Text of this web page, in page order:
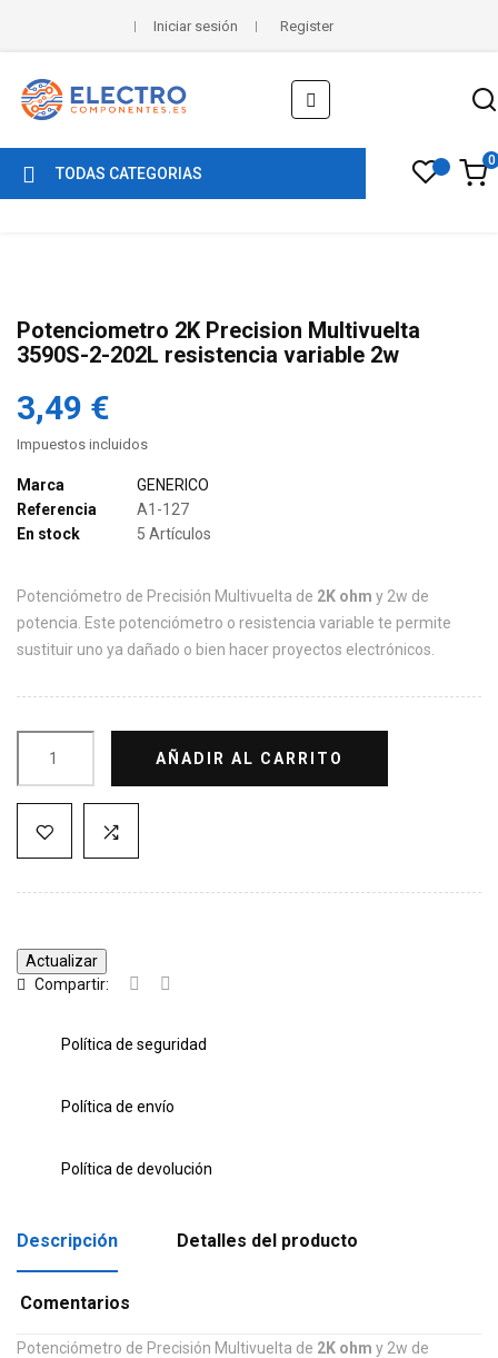
Iniciar sesión Register
Navegación
de
palanca
☰
TODAS CATEGORIAS
0
Potenciometro 2K Precision Multivuelta
3590S-2-202L resistencia variable 2w
3,49 €
Impuestos incluidos
Marca
GENERICO
Referencia
A1-127
En stock
5 Artículos
Potenciómetro de Precisión Multivuelta de 2K ohm y 2w de
potencia. Este potenciómetro o resistencia variable te permite
sustituir uno ya dañado o bien hacer proyectos electrónicos.
AÑADIR AL CARRITO
Compartir:
Política de seguridad
Política de envío
Política de devolución
Descripción Detalles del producto
Comentarios
Potenciómetro de Precisión Multivuelta de 2K ohm y 2w de